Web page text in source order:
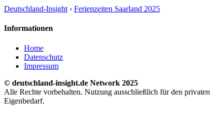
Deutschland-Insight › Ferienzeiten Saarland 2025
Informationen
Home
Datenschutz
Impressum
© deutschland-insight.de Network 2025
Alle Rechte vorbehalten. Nutzung ausschließlich für den privaten
Eigenbedarf.